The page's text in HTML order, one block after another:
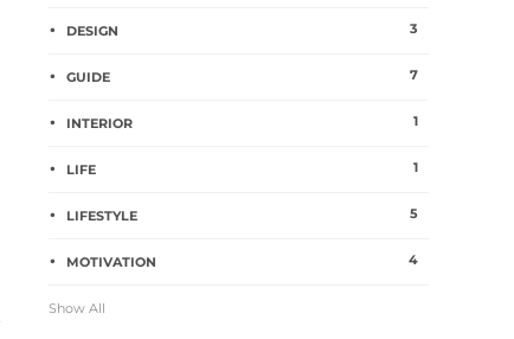
DESIGN 3
GUIDE 7
INTERIOR 1
LIFE 1
LIFESTYLE 5
MOTIVATION 4
Show All